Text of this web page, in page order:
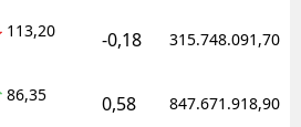
113,20 -0,18 315.748.091,70
86,35 0,58 847.671.918,90